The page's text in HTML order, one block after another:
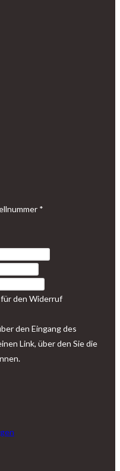
*
den Widerruf
den Eingang des
Link, über den Sie die